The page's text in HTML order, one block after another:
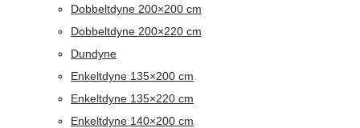
Dobbeltdyne 200×200 cm
Dobbeltdyne 200×220 cm
Dundyne
Enkeltdyne 135×200 cm
Enkeltdyne 135×220 cm
Enkeltdyne 140×200 cm